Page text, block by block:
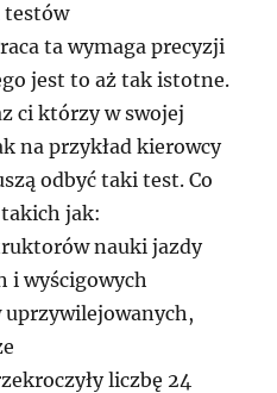
testów
ta wymaga precyzji
jest to aż tak istotne.
ci którzy w swojej
na przykład kierowcy
odbyć taki test. Co
jak:
nauki jazdy
i wyścigowych
liczbę 24